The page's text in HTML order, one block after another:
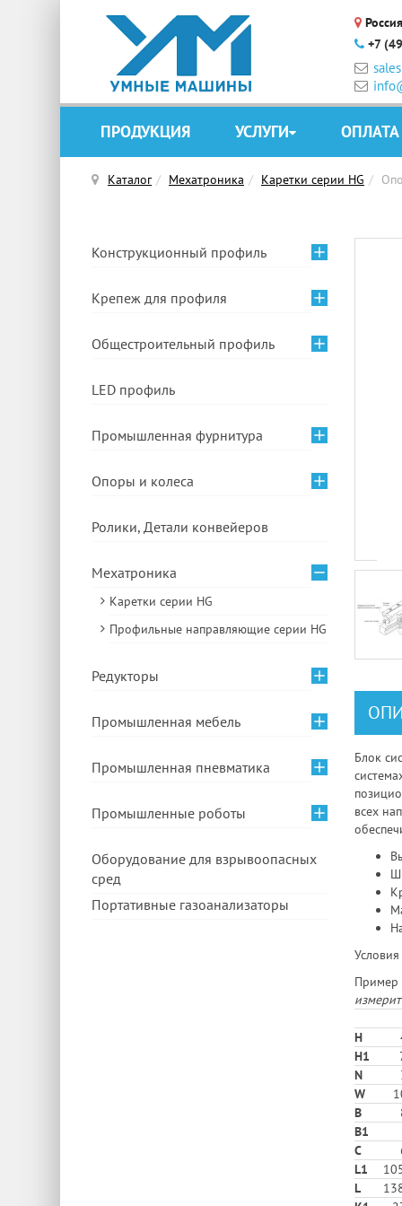
+7
ПРОДУКЦИЯ УСЛУГИ ОПЛАТА
Каталог Мехатроника Каретки серии HG
Блок
всех
Пример
H
H1
N
W
В
B1
C
L1
L
Конструкционный профиль
Крепеж для профиля
Общестроительный профиль
LED профиль
Промышленная фурнитура
Опоры и колеса
Ролики, Детали конвейеров
Мехатроника
Каретки серии HG
Профильные направляющие серии HG
Редукторы
Промышленная мебель
Промышленная пневматика
Промышленные роботы
Оборудование для взрывоопасных
сред
Портативные газоанализаторы